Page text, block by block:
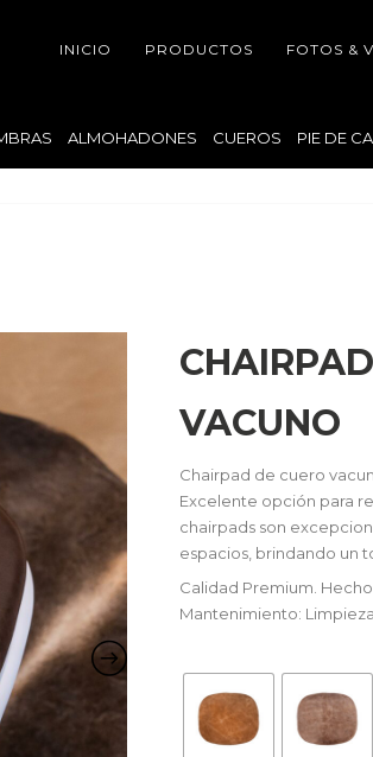
INICIO PRODUCTOS FOTOS &
ALMOHADONES CUEROS PIE DE
VACUNO
Chairpad de cuero
Excelente opción para
chairpads son
espacios, brindando un
Calidad Premium.
Mantenimiento: